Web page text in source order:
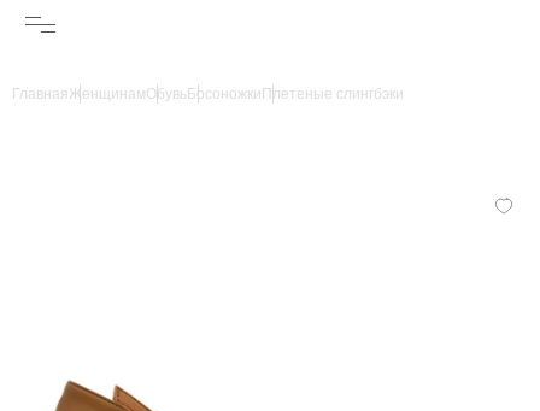
ГлавнаяЖенщинамОбувьБосоножки Плетеные слингбэки